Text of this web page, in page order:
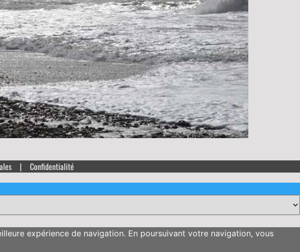
| Confidentialité
expérience de navigation. En poursuivant votre navigation, vous